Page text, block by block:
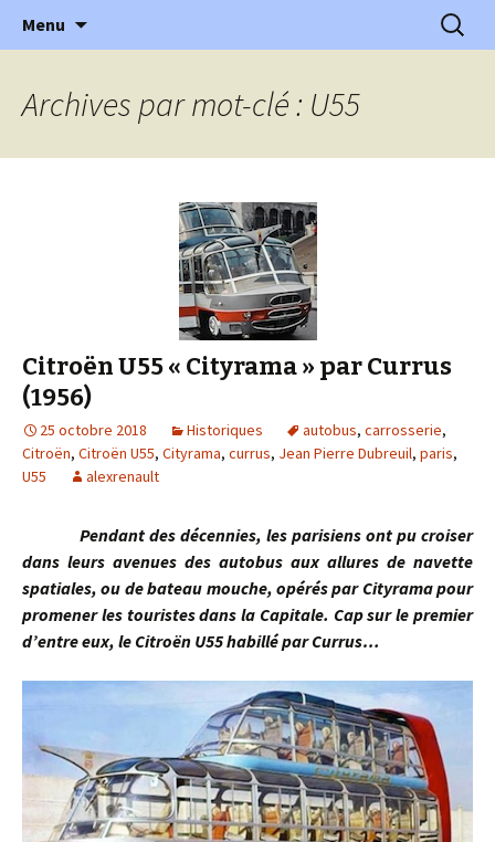
l'Automobile Ancienne
l'automobile ancienne : articles, historiques
…
Menu
Archives par mot-clé : U55
Citroën U55 « Cityrama » par Currus
(1956)
25 octobre 2018 Historiques autobus, carrosserie,
Citroën, Citroën U55, Cityrama, currus, Jean Pierre Dubreuil, paris,
U55
alexrenault
Pendant des décennies, les parisiens ont pu croiser
dans leurs avenues des autobus aux allures de navette
spatiales, ou de bateau mouche, opérés par Cityrama pour
promener les touristes dans la Capitale. Cap sur le premier
d’entre eux, le Citroën U55 habillé par Currus…